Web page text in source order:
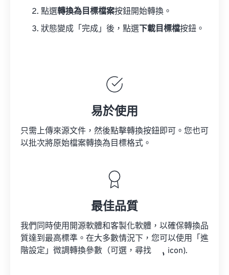
點選轉換為目標檔案按鈕開始轉換。
狀態變成「完成」後，點選 下載目標檔按鈕。
易於使用
只需上傳來源文件，然後點擊轉換按鈕即可。您也可
以批次將原始檔案轉換為目標格式。
最佳品質
我們同時使用開源軟體和客製化軟體，以確保轉換品
質達到最高標準。在大多數情況下，您可以使用「進
階設定」微調轉換參數（可選，尋找
icon).